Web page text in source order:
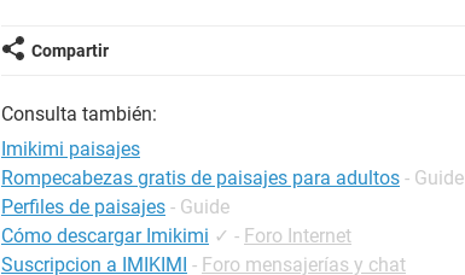
Compartir
Consulta también:
Imikimi paisajes
Rompecabezas gratis de paisajes para adultos - Guide
Perfiles de paisajes - Guide
Cómo descargar Imikimi ✓ - Foro Internet
Suscripcion a IMIKIMI - Foro mensajerías y chat